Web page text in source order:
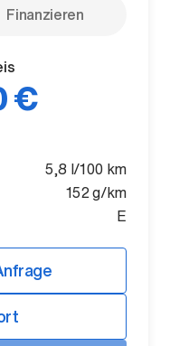
Finanzieren
€
5,8 l/100 km
152 g/km
E